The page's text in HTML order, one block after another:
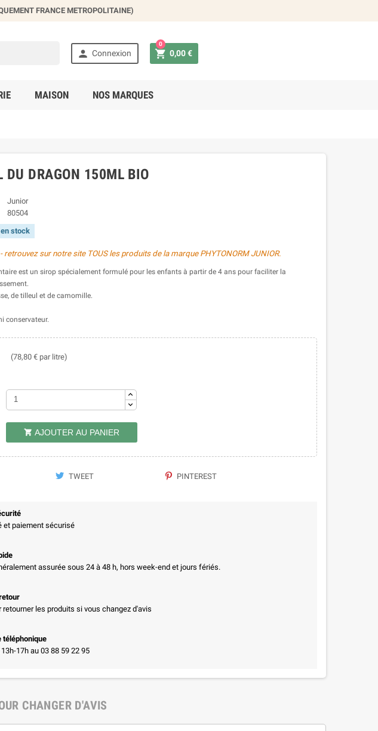
FRANCE METROPOLITAINE)
 Connexion  0,00 €
0
MAISON NOS MARQUES
DU DRAGON 150ML BIO
Junior
80504
stock
retrouvez sur notre site TOUS les produits de la marque PHYTONORM JUNIOR.
est un sirop spécialement formulé pour les enfants à partir de 4 ans pour faciliter la
de tilleul et de camomille.
conservateur.
(78,80 € par litre)
 AJOUTER AU PANIER
TWEET PINTEREST
et paiement sécurisé
assurée sous 24 à 48 h, hors week-end et jours fériés.
retourner les produits si vous changez d'avis
téléphonique
17h au 03 88 59 22 95
CHANGER D'AVIS